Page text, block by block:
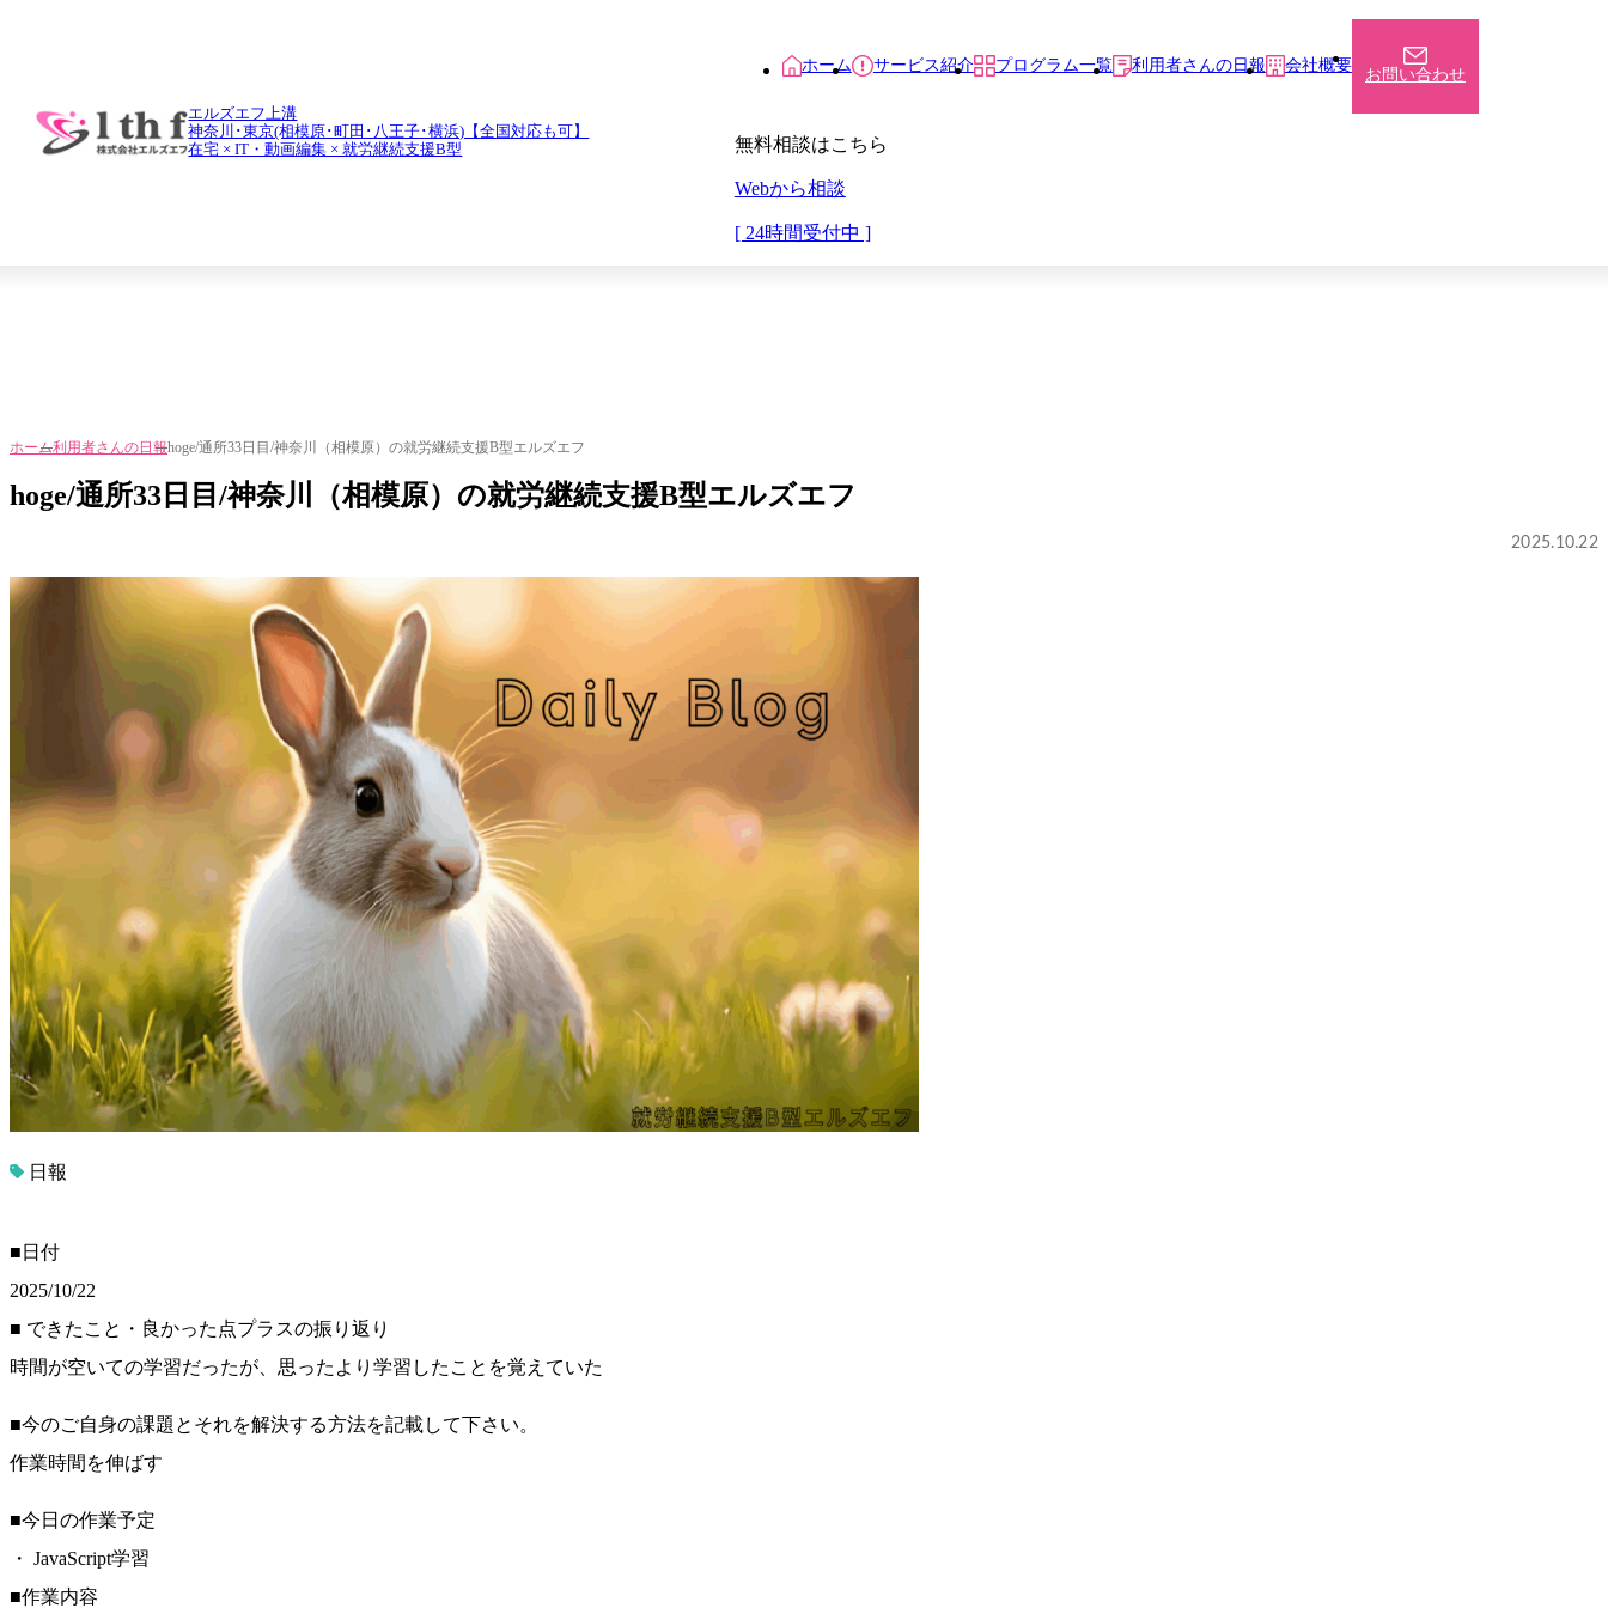
エルズエフ上溝
神奈川･東京(相模原･町田･八王子･横浜)【全国対応も可】
在宅 × IT・動画編集 × 就労継続支援B型
ホーム サービス紹介 プログラム一覧 利用者さんの日報 会社概要 お問い合わせ
無料相談はこちら
Webから相談
[ 24時間受付中 ]
ホーム利用者さんの日報hoge/通所33日目/神奈川（相模原）の就労継続支援B型エルズエフ
hoge/通所33日目/神奈川（相模原）の就労継続支援B型エルズエフ
2025.10.22
日報
■日付
2025/10/22
■ できたこと・良かった点プラスの振り返り
時間が空いての学習だったが、思ったより学習したことを覚えていた
■今のご自身の課題とそれを解決する方法を記載して下さい。
作業時間を伸ばす
■今日の作業予定
・ JavaScript学習
■作業内容